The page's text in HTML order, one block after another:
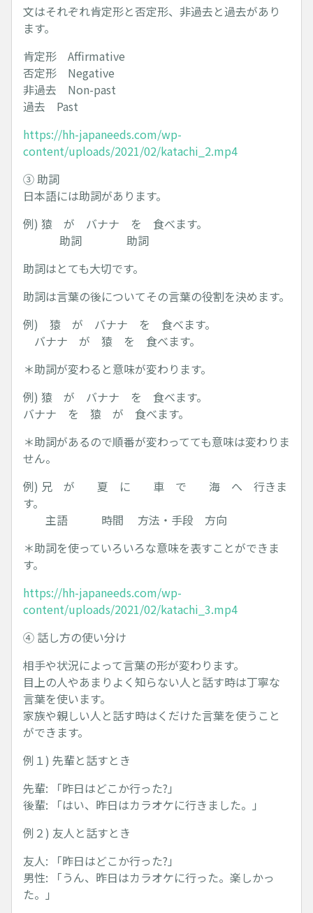
文はそれぞれ肯定形と否定形、非過去と過去があり
ます。
肯定形 Affirmative
否定形 Negative
非過去 Non-past
過去 Past
https://hh-japaneeds.com/wp-
content/uploads/2021/02/katachi_2.mp4
③ 助詞
日本語には助詞があります。
例) 猿 が バナナ を 食べます。
助詞 助詞
助詞はとても大切です。
助詞は言葉の後についてその言葉の役割を決めます。
例) 猿 が バナナ を 食べます。
バナナ が 猿 を 食べます。
＊助詞が変わると意味が変わります。
例) 猿 が バナナ を 食べます。
バナナ を 猿 が 食べます。
＊助詞があるので順番が変わってても意味は変わりま
せん。
例) 兄 が 夏 に 車 で 海 へ 行きま
す。
主語 時間 方法・手段 方向
＊助詞を使っていろいろな意味を表すことができま
す。
https://hh-japaneeds.com/wp-
content/uploads/2021/02/katachi_3.mp4
④ 話し方の使い分け
相手や状況によって言葉の形が変わります。
目上の人やあまりよく知らない人と話す時は丁寧な
言葉を使います。
家族や親しい人と話す時はくだけた言葉を使うこと
ができます。
例１) 先輩と話すとき
先輩: 「昨日はどこか行った?」
後輩: 「はい、昨日はカラオケに行きました。」
例２) 友人と話すとき
友人: 「昨日はどこか行った?」
男性: 「うん、昨日はカラオケに行った。楽しかっ
た。」